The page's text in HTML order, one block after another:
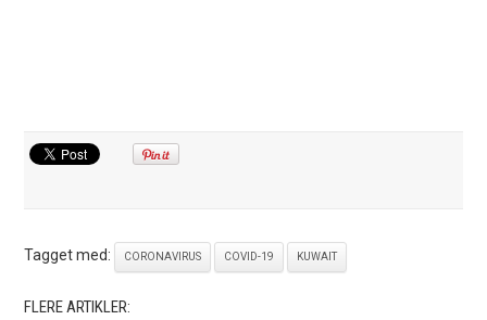
Tagget med: CORONAVIRUS COVID-19 KUWAIT
FLERE ARTIKLER: